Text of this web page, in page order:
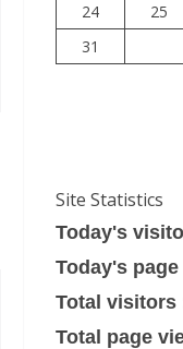
24
25
31
Site Statistics
Today's
Today's
Total visitors
Total page